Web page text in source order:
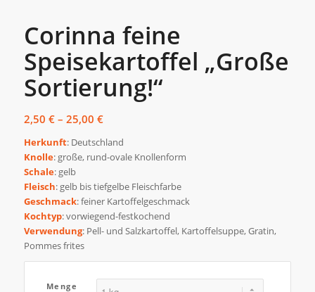
Corinna feine
Speisekartoffel „Große
Sortierung!“
2,50 € – 25,00 €Preisspanne:
bis
Herkunft: Deutschland
Knolle: große, rund-ovale Knollenform
Schale: gelb
Fleisch: gelb bis tiefgelbe Fleischfarbe
Geschmack: feiner Kartoffelgeschmack
Kochtyp: vorwiegend-festkochend
Verwendung: Pell- und Salzkartoffel, Kartoffelsuppe, Gratin,
Pommes frites
Menge